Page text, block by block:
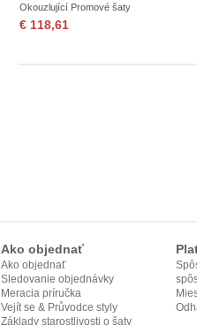
Okouzlující Promové šaty
€ 118,61
Ako objednať
Ako objednať
Sledovanie objednávky
Meracia príručka
Vejít se & Průvodce styly
Základy starostlivosti o šaty